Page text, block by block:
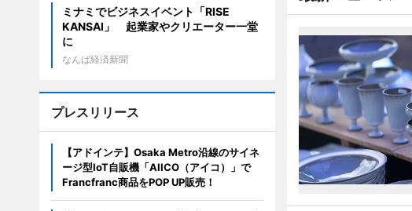
ミナミでビジネスイベント「RISE
KANSAI」 起業家やクリエーター一堂
に
なんば経済新聞
プレスリリース
【アドインテ】Osaka Metro沿線のサイネ
ージ型IoT自販機「AIICO（アイコ）」で
Francfranc商品をPOP UP販売！